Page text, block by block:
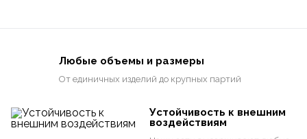
Любые объемы и размеры
От единичных изделий до крупных партий
Устойчивость к внешним
воздействиям